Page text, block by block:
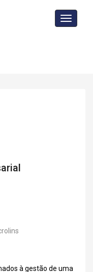
Toggle
à gestão de uma